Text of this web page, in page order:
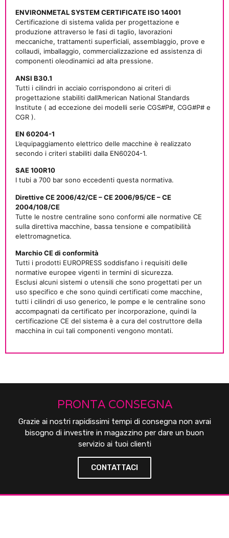
ENVIRONMETAL SYSTEM CERTIFICATE ISO 14001
Certificazione di sistema valida per progettazione e
produzione attraverso le fasi di taglio, lavorazioni
meccaniche, trattamenti superficiali, assemblaggio, prove e
collaudi, imballaggio, commercializzazione ed assistenza di
componenti oleodinamici ad alta pressione.
ANSI B30.1
Tutti i cilindri in acciaio corrispondono ai criteri di
progettazione stabiliti dall’American National Standards
Institute ( ad eccezione dei modelli serie CGS#P#, CGG#P# e
CGR ).
EN 60204-1
L’equipaggiamento elettrico delle macchine è realizzato
secondo i criteri stabiliti dalla EN60204-1.
SAE 100R10
I tubi a 700 bar sono eccedenti questa normativa.
Direttive CE 2006/42/CE – CE 2006/95/CE – CE
2004/108/CE
Tutte le nostre centraline sono conformi alle normative CE
sulla direttiva macchine, bassa tensione e compatibilità
elettromagnetica.
Marchio CE di conformità
Tutti i prodotti EUROPRESS soddisfano i requisiti delle
normative europee vigenti in termini di sicurezza.
Esclusi alcuni sistemi o utensili che sono progettati per un
uso specifico e che sono quindi certificati come macchine,
tutti i cilindri di uso generico, le pompe e le centraline sono
accompagnati da certificato per incorporazione, quindi la
certificazione CE del sistema è a cura del costruttore della
macchina in cui tali componenti vengono montati.
PRONTA CONSEGNA
Grazie ai nostri rapidissimi tempi di consegna non avrai
bisogno di investire in magazzino per dare un buon
servizio ai tuoi clienti
CONTATTACI